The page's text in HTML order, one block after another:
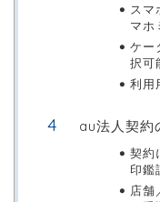
スマ
マホ
ケー
択可
利用
au法人契約
契約
印鑑
店舗